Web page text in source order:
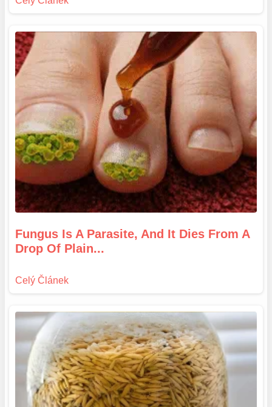
Fungus Is A Parasite, And It Dies From A
Drop Of Plain...